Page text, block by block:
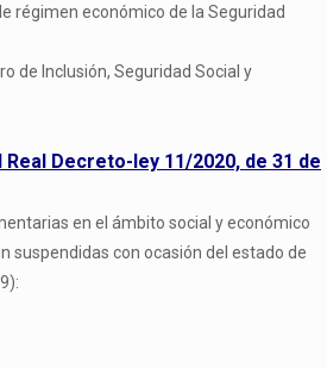
régimen económico de la Seguridad
de Inclusión, Seguridad Social y
Decreto-ley 11/2020, de 31 de
en el ámbito social y económico
suspendidas con ocasión del estado de